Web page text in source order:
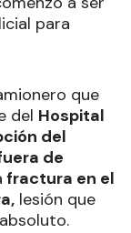
para
que
del Hospital
del
de
fractura en el
lesión que